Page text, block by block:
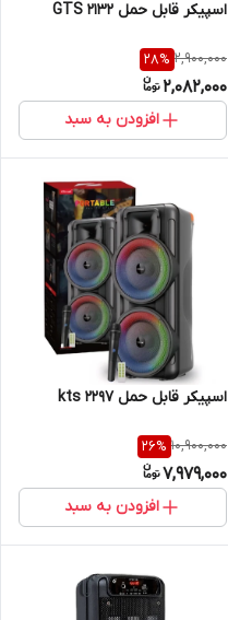
اسپیکر قابل حمل GTS 2132
2,900,000
28%
2,082,000
افزودن به سبد
اسپیکر قابل حمل kts 2297
10,900,000
26%
7,979,000
افزودن به سبد